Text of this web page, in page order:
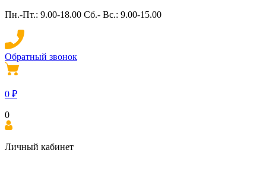
Пн.-Пт.: 9.00-18.00 Сб.- Вс.: 9.00-15.00
Обратный звонок
0 ₽
0
Личный кабинет